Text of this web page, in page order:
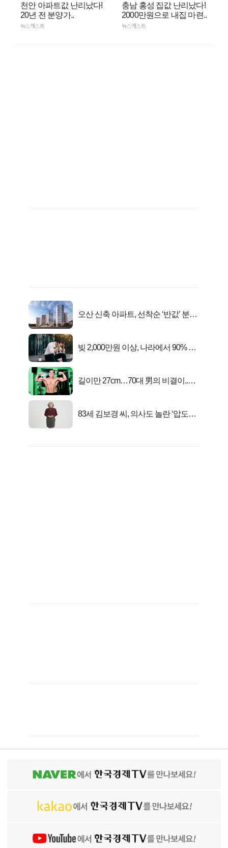
천안 아파트값 난리났다!
20년 전 분양가..
뉴스캐스트
충남 홍성 집값 난리났다!
2000만원으로 내집 마련..
뉴스캐스트
오산 신축 아파트, 선착순 ‘반값’ 분양
빚 2,000만원 이상, 나라에서 90% 갚
길이만 27cm…70대 男의 비결이..충
83세 김보경 씨, 의사도 놀란 ‘압도적